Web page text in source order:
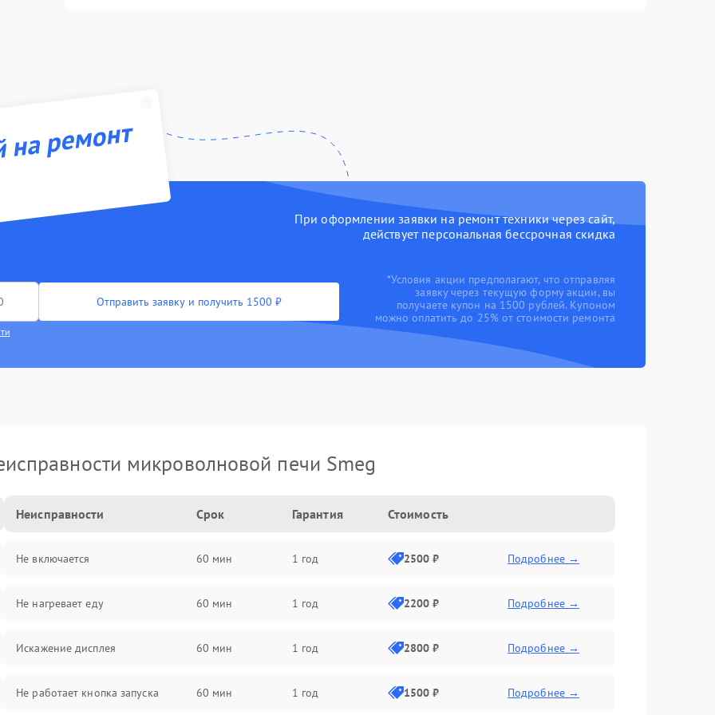
ремонт
При оформлении заявки на ремонт техники через сайт,
действует персональная бессрочная скидка
Отправить заявку и получить 1500 ₽
*Условия акции предполагают, что отправляя
заявку через текущую форму акции, вы
получаете купон на 1500 рублей. Купоном
можно оплатить до 25% от стоимости ремонта
микроволновой печи Smeg
Неисправности Срок Гарантия Стоимость
Не включается 60 мин 1 год 2500 ₽ Подробнее →
Не нагревает еду 60 мин 1 год 2200 ₽ Подробнее →
Искажение дисплея 60 мин 1 год 2800 ₽ Подробнее →
Не работает кнопка запуска 60 мин 1 год 1500 ₽ Подробнее →